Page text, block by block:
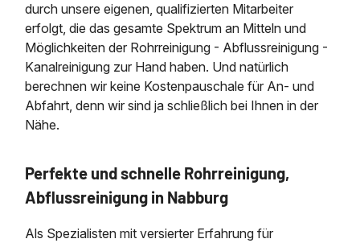
durch unsere eigenen, qualifizierten Mitarbeiter
erfolgt, die das gesamte Spektrum an Mitteln und
Möglichkeiten der Rohrreinigung - Abflussreinigung -
Kanalreinigung zur Hand haben. Und natürlich
berechnen wir keine Kostenpauschale für An- und
Abfahrt, denn wir sind ja schließlich bei Ihnen in der
Nähe.
Perfekte und schnelle Rohrreinigung,
Abflussreinigung in Nabburg
Als Spezialisten mit versierter Erfahrung für